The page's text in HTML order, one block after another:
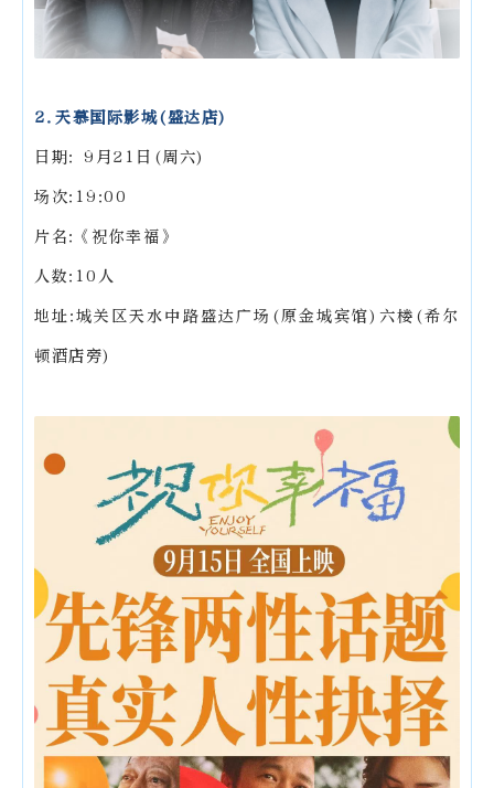
2.天慕国际影城(盛达店)
日期: 9月21日(周六)
场次:19:00
片名:《祝你幸福》
人数:10人
地址:城关区天水中路盛达广场(原金城宾馆)六楼(希尔
顿酒店旁)